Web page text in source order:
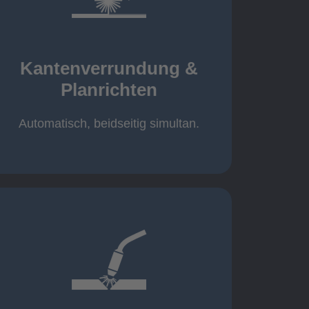
Kantenverrundung &
Planrichten
Automatisch, beidseitig simultan.
Kantenverrundung &
Planrichten
Cobot-Schweißzelle 2 x 1 x 1m /
400A, CMT, 1.000 kg